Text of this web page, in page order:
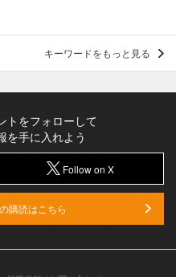
キーワードをもっと見る
トをフォローして
を手に入れよう
Follow on X
購読はこちら